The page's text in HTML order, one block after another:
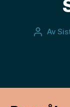
Av